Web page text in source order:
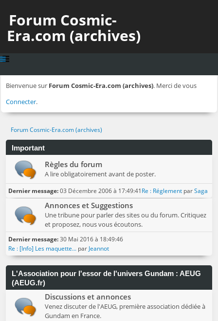
Forum Cosmic-
Era.com (archives)
Bienvenue sur Forum Cosmic-Era.com (archives). Merci de vous
Connecter.
Forum Cosmic-Era.com (archives)
Important
Règles du forum
A lire obligatoirement avant de poster.
Dernier message:03 Décembre 2006 à 17:49:41Re : Réglement parSaga
Annonces et Suggestions
Une tribune pour parler des sites ou du forum. Critiquez
et proposez, nous vous écoutons.
Dernier message:30 Mai 2016 à 18:49:46
Re : [Info] Les maquette... par Jeannot
L'Association pour l'essor de l'univers Gundam : AEUG
(AEUG.fr)
Discussions et annonces
Venez discuter de l'AEUG, première association dédiée à
Gundam en France.